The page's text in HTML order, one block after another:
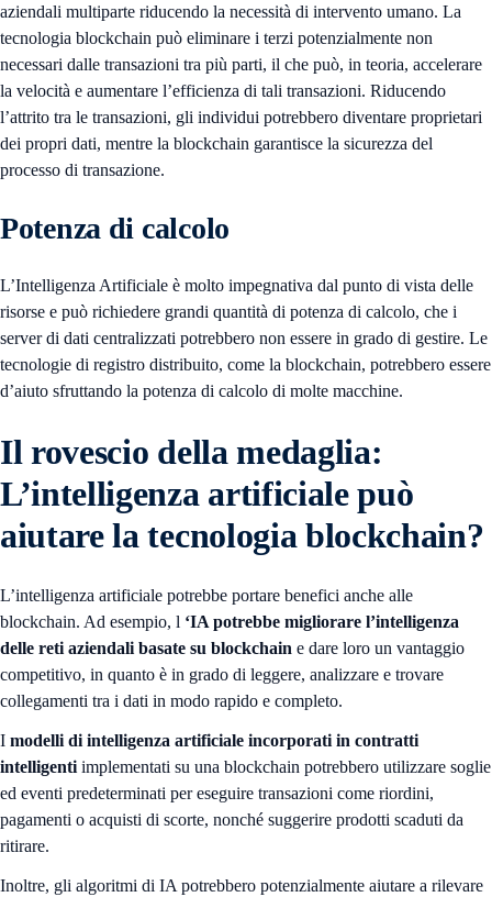
aziendali multiparte riducendo la necessità di intervento umano. La
tecnologia blockchain può eliminare i terzi potenzialmente non
necessari dalle transazioni tra più parti, il che può, in teoria, accelerare
la velocità e aumentare l’efficienza di tali transazioni. Riducendo
l’attrito tra le transazioni, gli individui potrebbero diventare proprietari
dei propri dati, mentre la blockchain garantisce la sicurezza del
processo di transazione.
Potenza di calcolo
L’Intelligenza Artificiale è molto impegnativa dal punto di vista delle
risorse e può richiedere grandi quantità di potenza di calcolo, che i
server di dati centralizzati potrebbero non essere in grado di gestire. Le
tecnologie di registro distribuito, come la blockchain, potrebbero essere
d’aiuto sfruttando la potenza di calcolo di molte macchine.
Il rovescio della medaglia:
L’intelligenza artificiale può
aiutare la tecnologia blockchain?
L’intelligenza artificiale potrebbe portare benefici anche alle
blockchain. Ad esempio, l ‘IA potrebbe migliorare l’intelligenza
delle reti aziendali basate su blockchain e dare loro un vantaggio
competitivo, in quanto è in grado di leggere, analizzare e trovare
collegamenti tra i dati in modo rapido e completo.
I modelli di intelligenza artificiale incorporati in contratti
intelligenti implementati su una blockchain potrebbero utilizzare soglie
ed eventi predeterminati per eseguire transazioni come riordini,
pagamenti o acquisti di scorte, nonché suggerire prodotti scaduti da
ritirare.
Inoltre, gli algoritmi di IA potrebbero potenzialmente aiutare a rilevare